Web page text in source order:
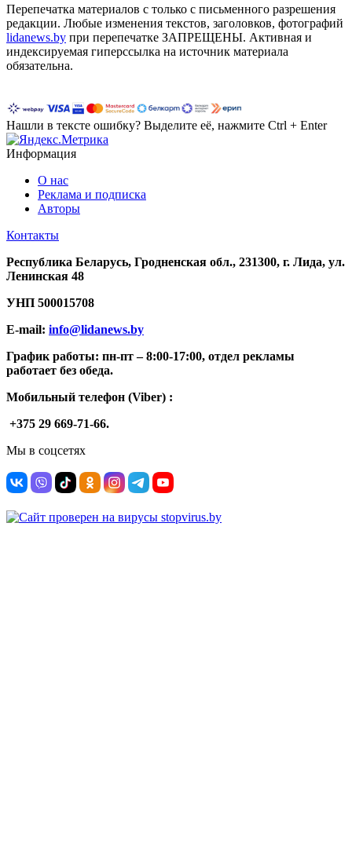
Перепечатка материалов c только с письменного разрешения
редакции. Любые изменения текстов, заголовков, фотографий
lidanews.by при перепечатке ЗАПРЕЩЕНЫ. Активная и
индексируемая гиперссылка на источник материала
обязательна.
Нашли в тексте ошибку? Выделите её, нажмите Ctrl + Enter
Информация
О нас
Реклама и подписка
Авторы
Контакты
Республика Беларусь, Гродненская обл., 231300, г. Лида, ул.
Ленинская 48
УНП 500015708
E-mail: info@lidanews.by
График работы: пн-пт –8:00-17:00, отдел рекламы
работает без обеда.
Мобильный телефон (Viber) :
+375 29 669-71-66.
Мы в соцсетях